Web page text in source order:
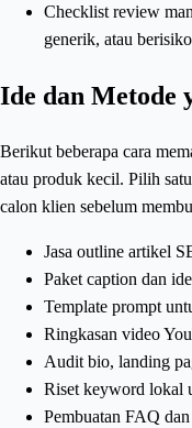
Checklist review
generik, atau
Ide dan Metode
Berikut beberapa cara
atau produk kecil. Pilih
calon klien sebelum
Jasa outline artikel
Paket caption dan
Template prompt
Ringkasan video
Audit bio, landing
Riset keyword
Pembuatan FAQ